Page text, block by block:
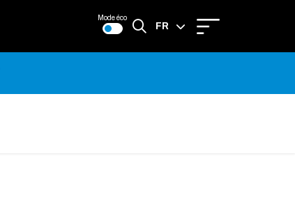
Mode éco
FR